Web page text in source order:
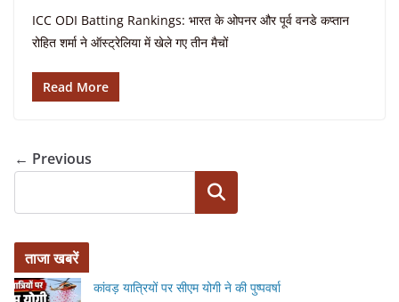
ICC ODI Batting Rankings: भारत के ओपनर और पूर्व वनडे कप्तान
रोहित शर्मा ने ऑस्ट्रेलिया में खेले गए तीन मैचों
Read More
← Previous
Search
ताजा खबरें
कांवड़ यात्रियों पर सीएम योगी ने की पुष्पवर्षा